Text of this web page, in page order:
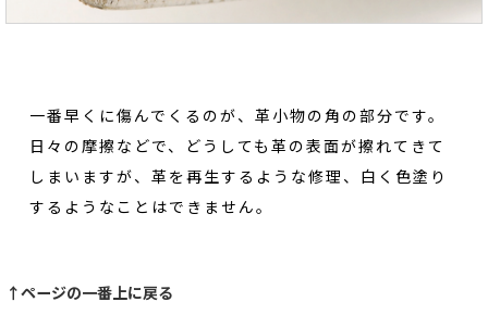
一番早くに傷んでくるのが、革小物の角の部分です。
日々の摩擦などで、どうしても革の表面が擦れてきて
しまいますが、革を再生するような修理、白く色塗り
するようなことはできません。
↑ページの一番上に戻る